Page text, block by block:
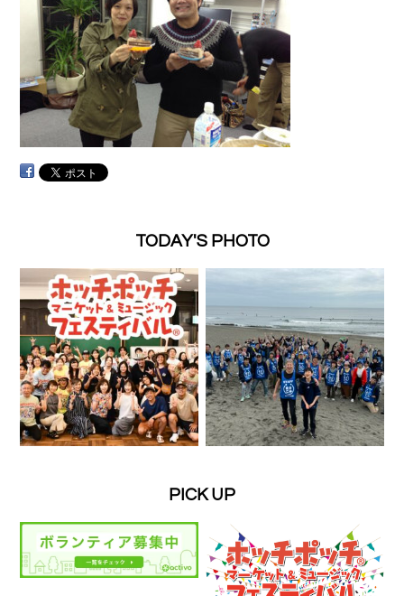
TODAY'S PHOTO
PICK UP